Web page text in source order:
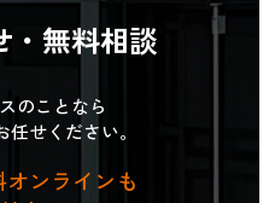
・無料相談
のことなら
せください。
ンラインも